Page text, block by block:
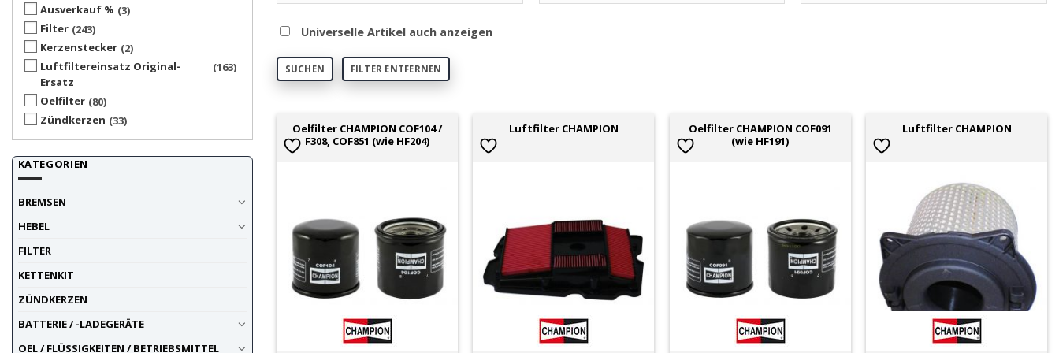
Ausverkauf % 3
Filter 243
Kerzenstecker 2
Luftfiltereinsatz Original-
Ersatz
163
Oelfilter 80
Zündkerzen 33
KATEGORIEN
BREMSEN
HEBEL
FILTER
KETTENKIT
ZÜNDKERZEN
BATTERIE / -LADEGERÄTE
OEL / FLÜSSIGKEITEN / BETRIEBSMITTEL
Universelle Artikel auch anzeigen
SUCHEN FILTER ENTFERNEN
Oelfilter CHAMPION COF104 /
F308, COF851 (wie HF204)
Luftfilter CHAMPION
Oelfilter CHAMPION COF091
(wie HF191)
Luftfilter CHAMPION